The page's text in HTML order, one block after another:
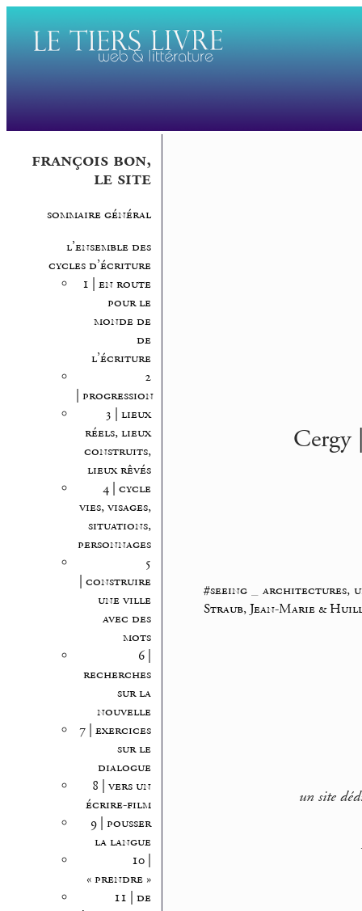
françois bon,
le site
sommaire général
l’ensemble des
cycles d’écriture
1 | en route
pour le
monde de
de
l’écriture
2
| progression
3 | lieux
réels, lieux
construits,
lieux rêvés
4 | cycle
vies, visages,
situations,
personnages
5
| construire
une ville
avec des
mots
6 |
recherches
sur la
nouvelle
7 | exercices
sur le
dialogue
8 | vers un
écrire-film
9 | pousser
la langue
10 |
« prendre »
11 | de
Cergy
#seeing_architectures,
Straub, Jean-Marie &
un site